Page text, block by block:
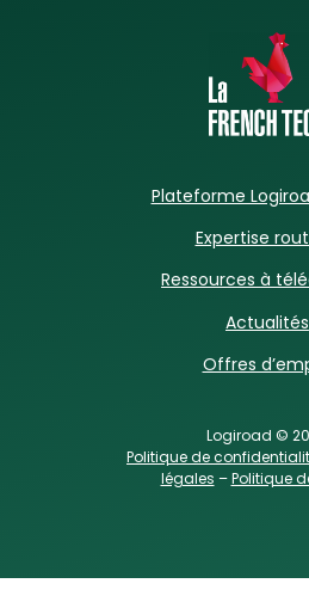
Plateforme
Expertise
Ressources à
Actualités
Offres
Logiroad ©
Politique de
légales –Politique